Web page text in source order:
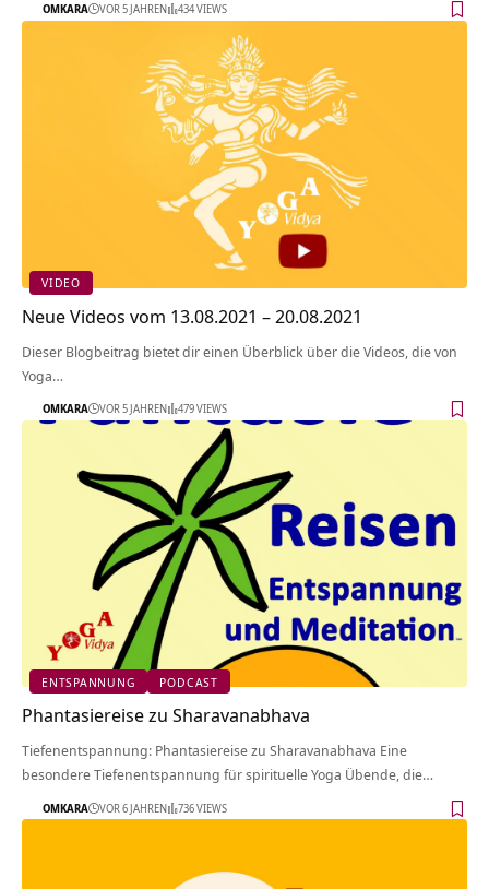
OMKARA VOR 5 JAHREN 434 VIEWS
VIDEO
Neue Videos vom 13.08.2021 – 20.08.2021
Dieser Blogbeitrag bietet dir einen Überblick über die Videos, die von
Yoga…
OMKARA VOR 5 JAHREN 479 VIEWS
ENTSPANNUNG PODCAST
Phantasiereise zu Sharavanabhava
Tiefenentspannung: Phantasiereise zu Sharavanabhava Eine
besondere Tiefenentspannung für spirituelle Yoga Übende, die…
OMKARA VOR 6 JAHREN 736 VIEWS